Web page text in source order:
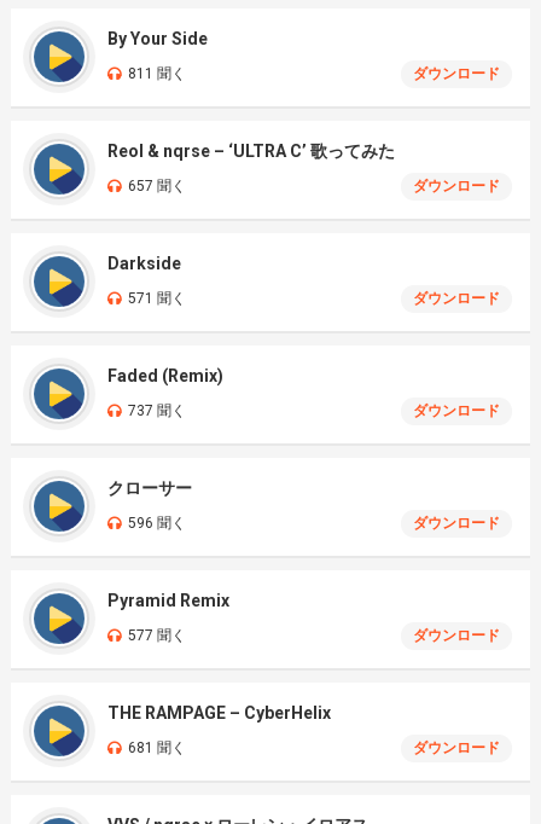
By Your Side
811 聞く ダウンロード
Reol & nqrse – ‘ULTRA C’ 歌ってみた
657 聞く ダウンロード
Darkside
571 聞く ダウンロード
Faded (Remix)
737 聞く ダウンロード
クローサー
596 聞く ダウンロード
Pyramid Remix
577 聞く ダウンロード
THE RAMPAGE – CyberHelix
681 聞く ダウンロード